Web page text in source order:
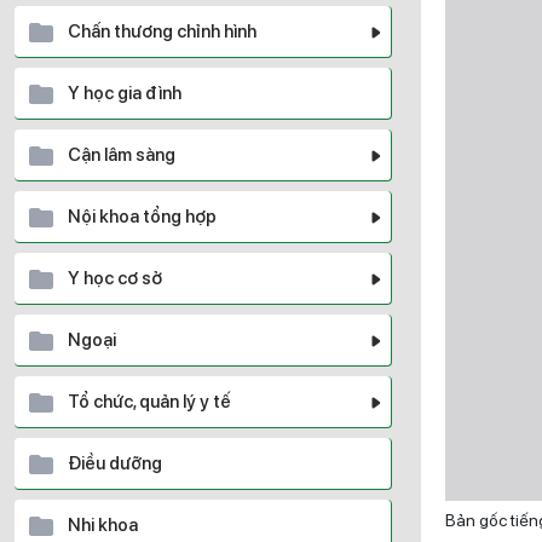
Chấn thương chỉnh hình
Y học gia đình
Cận lâm sàng
Nội khoa tổng hợp
Y học cơ sở
Ngoại
Tổ chức, quản lý y tế
Điều dưỡng
Nhi khoa Bản gốc